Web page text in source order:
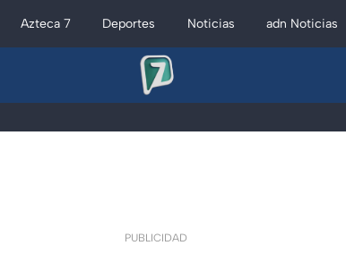
Azteca 7 Deportes Noticias adn Noticias
PUBLICIDAD